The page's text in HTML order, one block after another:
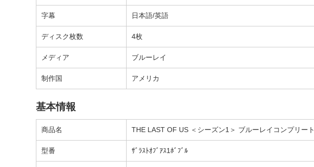
字幕 日本語/英語
ディスク枚数 4枚
メディア ブルーレイ
制作国 アメリカ
基本情報
商品名 THE LAST OF US ＜シーズン1＞ ブルーレイコンプリー
型番 ｻﾞﾗｽﾄｵﾌﾞｱｽ1ﾎﾞﾌﾞﾙ